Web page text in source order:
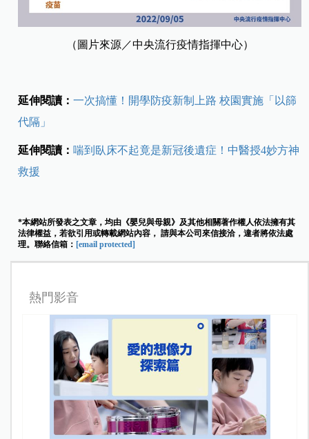
（圖片來源／中央流行疫情指揮中心）
延伸閱讀：一次搞懂！開學防疫新制上路 校園實施「以篩
代隔」
延伸閱讀： 喘到臥床不起竟是新冠後遺症！中醫授4妙方神
救援
*本網站所發表之文章，均由《嬰兒與母親》及其他相關著作權人依法擁有其
法律權益，若欲引用或轉載網站內容， 請與本公司來信接洽，違者將依法處
理。聯絡信箱： [email protected]
熱門影音